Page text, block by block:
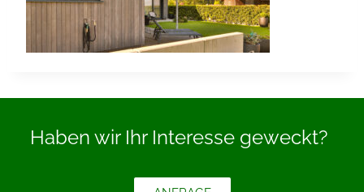
Haben wir Ihr Interesse geweckt?